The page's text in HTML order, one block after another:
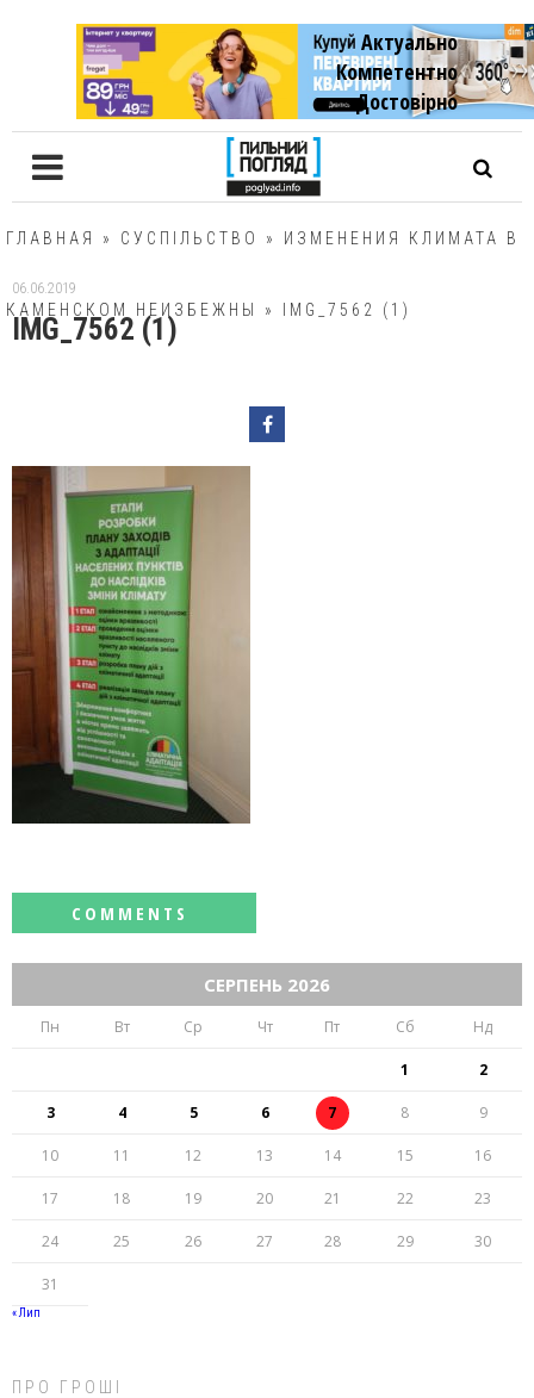
Актуально
Компетентно
Достовiрно
ГЛАВНАЯ » СУСПІЛЬСТВО » ИЗМЕНЕНИЯ КЛИМАТА В
КАМЕНСКОМ НЕИЗБЕЖНЫ » IMG_7562 (1)
06.06.2019
IMG_7562 (1)
СЕРПЕНЬ 2026
Пн Вт Ср Чт Пт Сб Нд
1 2
3 4 5 6 7 8 9
10 11 12 13 14 15 16
17 18 19 20 21 22 23
24 25 26 27 28 29 30
31
« Лип
ПРО ГРОШІ